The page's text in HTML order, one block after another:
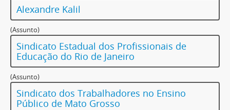
Alexandre Kalil
(Assunto)
Sindicato Estadual dos Profissionais de
Educação do Rio de Janeiro
(Assunto)
Sindicato dos Trabalhadores no Ensino
Público de Mato Grosso